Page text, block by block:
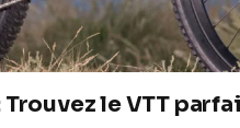
le VTT